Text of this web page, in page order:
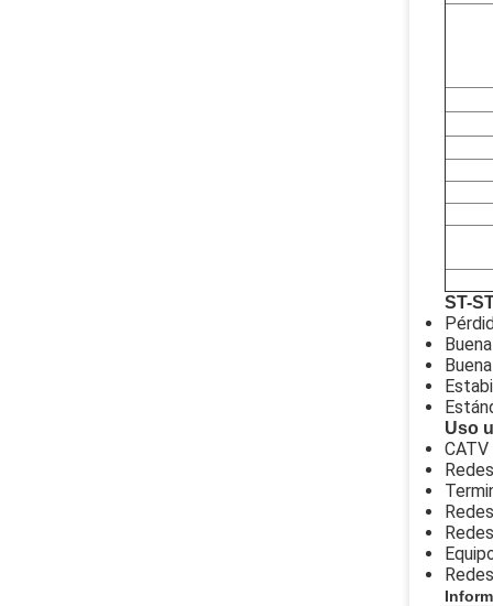
ST-
Uso
CATV